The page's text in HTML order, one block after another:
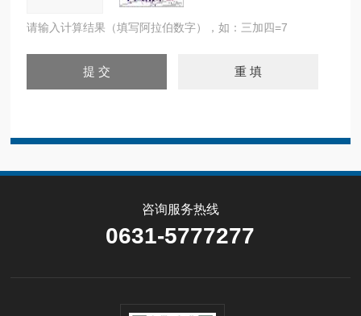
请输入计算结果（填写阿拉伯数字），如：三加四=7
咨询服务热线
0631-5777277